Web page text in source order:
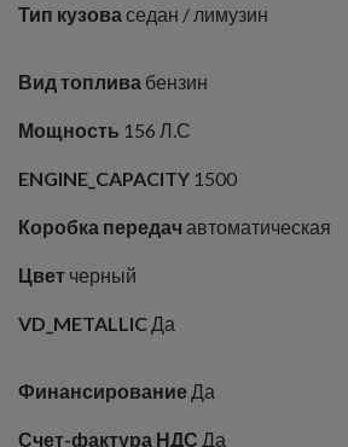
Тип кузоваседан / лимузин
Вид топлива бензин
Мощность 156 Л.С
ENGINE_CAPACITY 1500
Коробка передач автоматическая
Цвет черный
VD_METALLIC Да
Финансирование Да
Счет-фактура НДС Да